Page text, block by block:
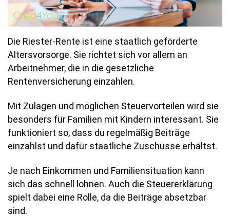
Die Riester-Rente ist eine staatlich geförderte
Altersvorsorge. Sie richtet sich vor allem an
Arbeitnehmer, die in die gesetzliche
Rentenversicherung einzahlen.
Mit Zulagen und möglichen Steuervorteilen wird sie
besonders für Familien mit Kindern interessant. Sie
funktioniert so, dass du regelmäßig Beiträge
einzahlst und dafür staatliche Zuschüsse erhältst.
Je nach Einkommen und Familiensituation kann
sich das schnell lohnen. Auch die Steuererklärung
spielt dabei eine Rolle, da die Beiträge absetzbar
sind.